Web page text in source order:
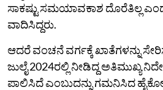
ಸಾಕಷ್ಟು ಸಮಯಾವಕಾಶ ದೊರೆತಿಲ್ಲ‌
ವಾದಿಸಿದ್ದರು.
ಆದರೆ ವಂಚನೆ ವರ್ಗಕ್ಕೆ ಖಾತೆಗಳನ್ನು
ಜುಲೈ 2024ರಲ್ಲಿ ನೀಡಿದ್ದ ಅತಿಮುಖ್ಯ
ಪಾಲಿಸಿದೆ ಎಂಬುದನ್ನು ಗಮನಿಸಿದ